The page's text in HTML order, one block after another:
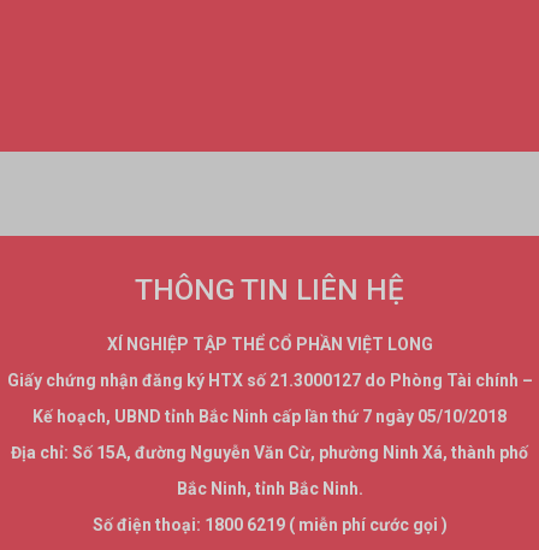
THÔNG TIN LIÊN HỆ
XÍ NGHIỆP TẬP THỂ CỔ PHẦN VIỆT LONG
Giấy chứng nhận đăng ký HTX số 21.3000127 do Phòng Tài chính –
Kế hoạch, UBND tỉnh Bắc Ninh cấp lần thứ 7 ngày 05/10/2018
Địa chỉ: Số 15A, đường Nguyễn Văn Cừ, phường Ninh Xá, thành phố
Bắc Ninh, tỉnh Bắc Ninh.
Số điện thoại: 1800 6219 ( miễn phí cước gọi )